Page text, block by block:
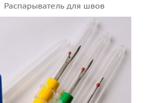
Распарыватель для швов